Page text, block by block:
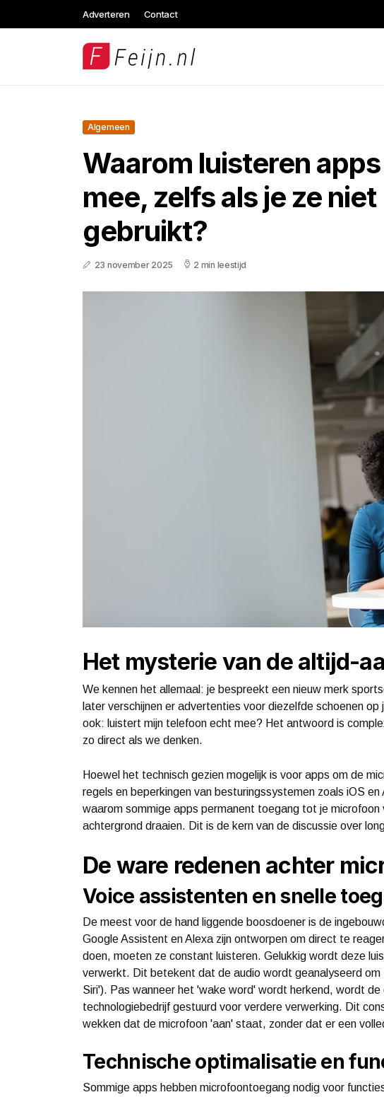
Adverteren Contact
Algemeen
Waarom luisteren
mee, zelfs als je ze niet
gebruikt?
23 november 2025 2 min leestijd
Het mysterie van de altijd-
We kennen het allemaal: je bespreekt een nieuw merk
later verschijnen er advertenties voor diezelfde schoenen
ook: luistert mijn telefoon echt mee? Het antwoord is
zo direct als we denken.
Hoewel het technisch gezien mogelijk is voor apps om de
regels en beperkingen van besturingssystemen zoals iOS
waarom sommige apps permanent toegang tot je
achtergrond draaien. Dit is de kern van de discussie over
De ware redenen achter
Voice assistenten en snelle
De meest voor de hand liggende boosdoener is de
Google Assistent en Alexa zijn ontworpen om direct te
doen, moeten ze constant luisteren. Gelukkig wordt deze
verwerkt. Dit betekent dat de audio wordt geanalyseerd
Siri'). Pas wanneer het 'wake word' wordt herkend, wordt
technologiebedrijf gestuurd voor verdere verwerking. Dit
wekken dat de microfoon 'aan' staat, zonder dat er een
Technische optimalisatie en
Sommige apps hebben microfoontoegang nodig voor